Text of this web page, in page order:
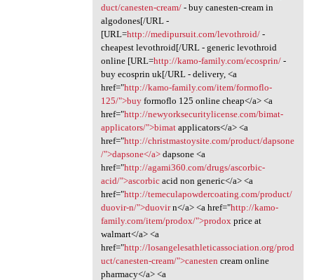
duct/canesten-cream/- buy canesten-cream in
algodones[/URL -
[URL=http://medipursuit.com/levothroid/-
cheapest levothroid[/URL - generic levothroid
online [URL=http://kamo-family.com/ecosprin/-
buy ecosprin uk[/URL - delivery, <a
href="http://kamo-family.com/item/formoflo-
125/">buyformoflo 125 online cheap</a> <a
href="http://newyorksecuritylicense.com/bimat-
applicators/">bimatapplicators</a> <a
href="http://christmastoysite.com/product/dapsone
/">dapsone</a>dapsone <a
href="http://agami360.com/drugs/ascorbic-
acid/">ascorbicacid non generic</a> <a
href="http://temeculapowdercoating.com/product/
duovir-n/">duovirn</a> <a href="http://kamo-
family.com/item/prodox/">prodox price at
walmart</a> <a
href="http://losangelesathleticassociation.org/prod
uct/canesten-cream/">canesten cream online
pharmacy</a> <a